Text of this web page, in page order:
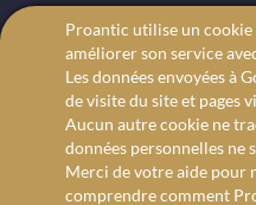
CONDITIONS GÉNÉRALES
Mentions légales
Protection des données
Recherche avancée
Proantic utilise un
améliorer son service
Les données envoyées à
de visite du site et pages
Aucun autre cookie ne
données personnelles ne
Merci de votre aide pour
comprendre comment